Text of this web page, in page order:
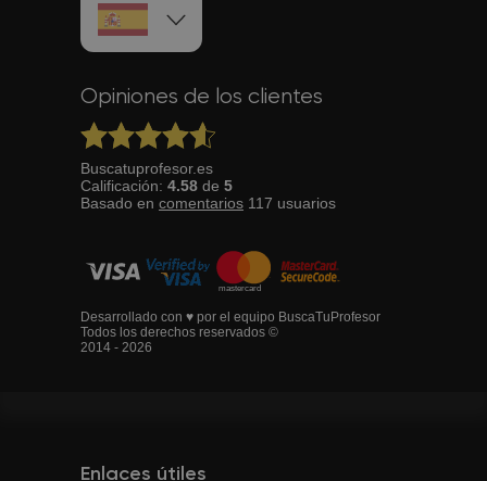
Opiniones de los clientes
Buscatuprofesor.es
Calificación: 4.58 de 5
Basado en comentarios 117 usuarios
Desarrollado con ♥ por el equipo BuscaTuProfesor
Todos los derechos reservados ©
2014 - 2026
Enlaces útiles